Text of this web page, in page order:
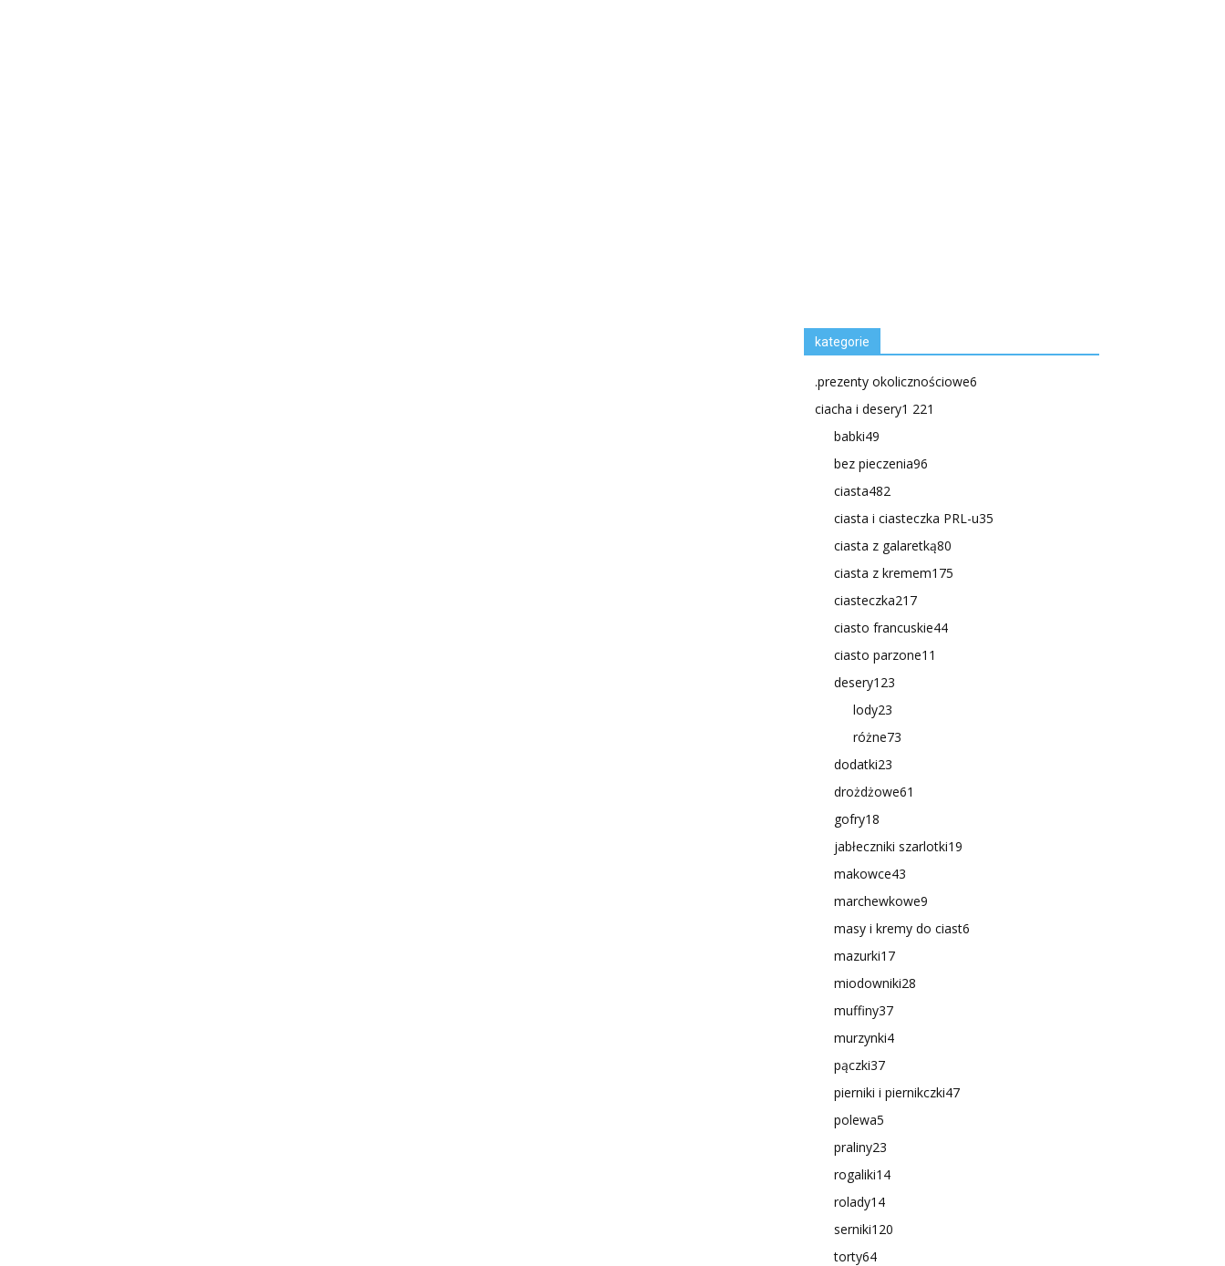
kategorie
.prezenty okolicznościowe6
ciacha i desery1 221
babki49
bez pieczenia96
ciasta482
ciasta i ciasteczka PRL-u35
ciasta z galaretką80
ciasta z kremem175
ciasteczka217
ciasto francuskie44
ciasto parzone11
desery123
lody23
różne73
dodatki23
drożdżowe61
gofry18
jabłeczniki szarlotki19
makowce43
marchewkowe9
masy i kremy do ciast6
mazurki17
miodowniki28
muffiny37
murzynki4
pączki37
pierniki i piernikczki47
polewa5
praliny23
rogaliki14
rolady14
serniki120
torty64